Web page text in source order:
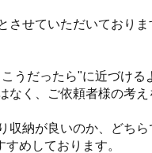
せていただいておりま
うだったら"に近づける
く、ご依頼者様の考
収納が良いのか、どち
めしております。